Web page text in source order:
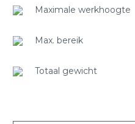
Maximale werkhoogte
Max. bereik
Totaal gewicht